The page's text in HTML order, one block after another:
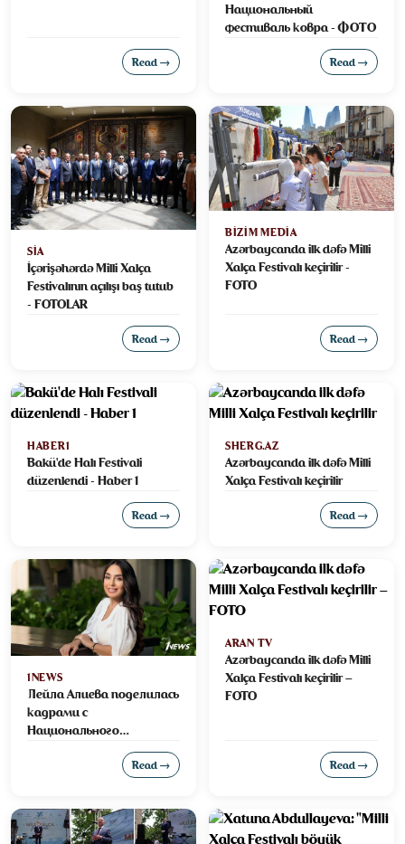
Read →
Национальный
фестиваль ковра - ФОТО
Read →
SIA
İçərişəhərdə Milli Xalça
Festivalının açılışı baş tutub
- FOTOLAR
Read →
BIZIM MEDIA
Azərbaycanda ilk dəfə Milli
Xalça Festivalı keçirilir -
FOTO
Read →
HABER1
Bakü'de Halı Festivali
düzenlendi - Haber 1
Read →
SHERG.AZ
Azərbaycanda ilk dəfə Milli
Xalça Festivalı keçirilir
Read →
1NEWS
Лейла Алиева поделилась
кадрами с
Национального
фестиваля ковра -
Read →
ARAN TV
Azərbaycanda ilk dəfə Milli
Xalça Festivalı keçirilir –
FOTO
Read →